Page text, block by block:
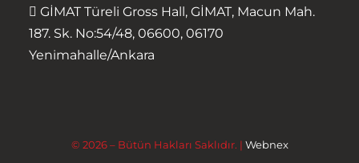
GİMAT Türeli Gross Hall, GİMAT, Macun Mah.
187. Sk. No:54/48, 06600, 06170
Yenimahalle/Ankara
© 2026 – Bütün Hakları Saklıdır. | Webnex